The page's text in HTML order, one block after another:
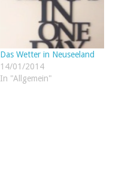
Das Wetter in Neuseeland
14/01/2014
In "Allgemein"